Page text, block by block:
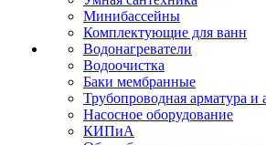
Минибассейны
Комплектующие для ванн
Водонагреватели
Водоочистка
Баки мембранные
Трубопроводная арматура и
Насосное оборудование
КИПиА